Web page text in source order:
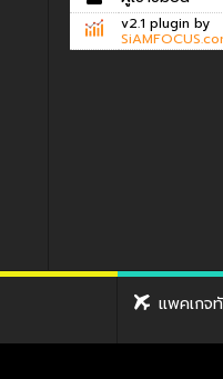
v2.1 plugin by
แพคเกจ